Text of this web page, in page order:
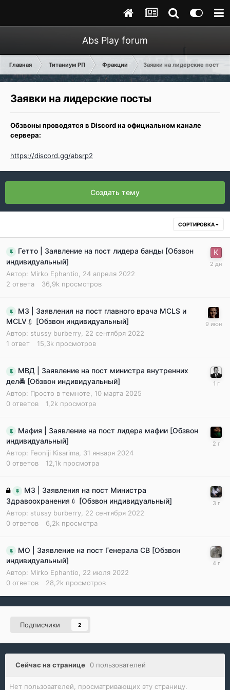
Abs Play forum
Главная Титаниум РП Фракции Заявки на лидерские посты
Заявки на лидерские посты
Обзвоны проводятся в Discord на официальном канале
сервера:
https://discord.gg/absrp2
Создать тему
СОРТИРОВКА
Гетто | Заявление на пост лидера банды [Обзвон
индивидуальный]
Автор: Mirko Ephantio
24 апреля 2022
2 ответа 36,9k просмотров
МЗ | Заявления на пост главного врача MCLS и
MCLV💉 [Обзвон индивидуальный]
Автор: stussy burberry 22 сентября 2022
1 ответ 15,3k просмотров
МВД | Заявление на пост министра внутренних
дел🚔 [Обзвон индивидуальный]
Автор: Просто в темноте
10 марта 2025
0 ответов 1,2k просмотра
Мафия | Заявление на пост лидера мафии [Обзвон
индивидуальный]
Автор: Feoniji Kisarima 31 января 2024
0 ответов 12,1k просмотра
МЗ | Заявления на пост Министра
Здравоохранения💉 [Обзвон индивидуальный]
Автор: stussy burberry 22 сентября 2022
0 ответов 6,2k просмотра
МО | Заявление на пост Генерала СВ [Обзвон
индивидуальный]
Автор: Mirko Ephantio
22 июля 2022
0 ответов 28,2k просмотров
Подписчики 2
Сейчас на странице 0 пользователей
Нет пользователей, просматривающих эту страницу.